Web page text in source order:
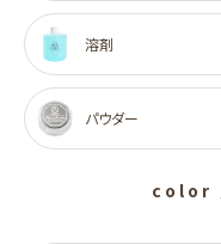
溶剤
パウダー
color